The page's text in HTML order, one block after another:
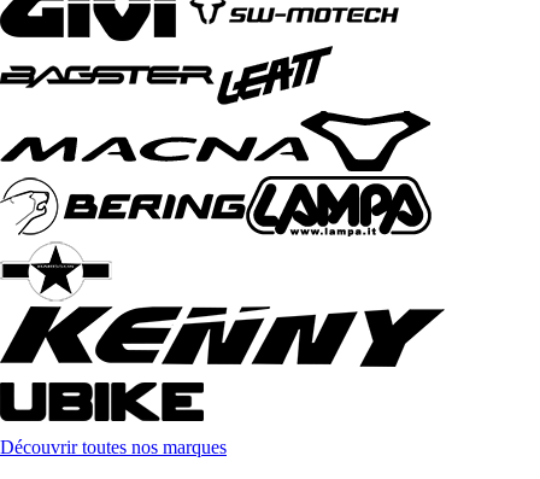
Découvrir toutes nos marques